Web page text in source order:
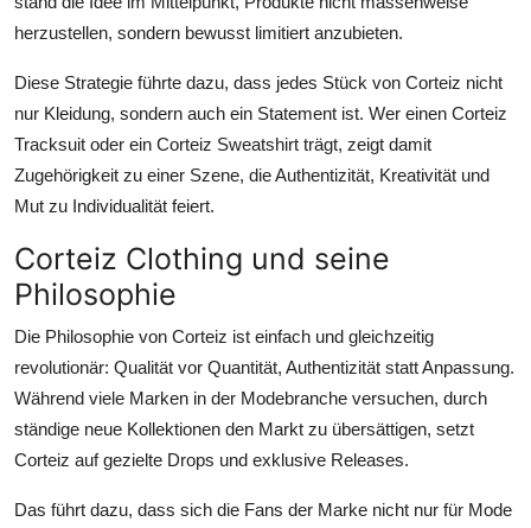
herzustellen, sondern bewusst limitiert anzubieten.
Diese Strategie führte dazu, dass jedes Stück von Corteiz nicht
nur Kleidung, sondern auch ein Statement ist. Wer einen Corteiz
Tracksuit oder ein Corteiz Sweatshirt trägt, zeigt damit
Zugehörigkeit zu einer Szene, die Authentizität, Kreativität und
Mut zu Individualität feiert.
Corteiz Clothing und seine
Philosophie
Die Philosophie von Corteiz ist einfach und gleichzeitig
revolutionär: Qualität vor Quantität, Authentizität statt Anpassung.
Während viele Marken in der Modebranche versuchen, durch
ständige neue Kollektionen den Markt zu übersättigen, setzt
Corteiz auf gezielte Drops und exklusive Releases.
Das führt dazu, dass sich die Fans der Marke nicht nur für Mode